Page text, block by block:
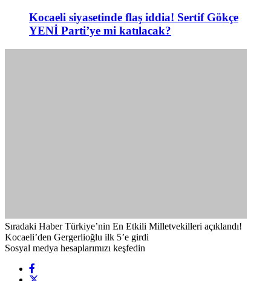
Kocaeli siyasetinde flaş iddia! Sertif Gökçe
YENİ Parti’ye mi katılacak?
Sıradaki Haber Türkiye’nin En Etkili Milletvekilleri açıklandı!
Kocaeli’den Gergerlioğlu ilk 5’e girdi
Sosyal medya hesaplarımızı keşfedin